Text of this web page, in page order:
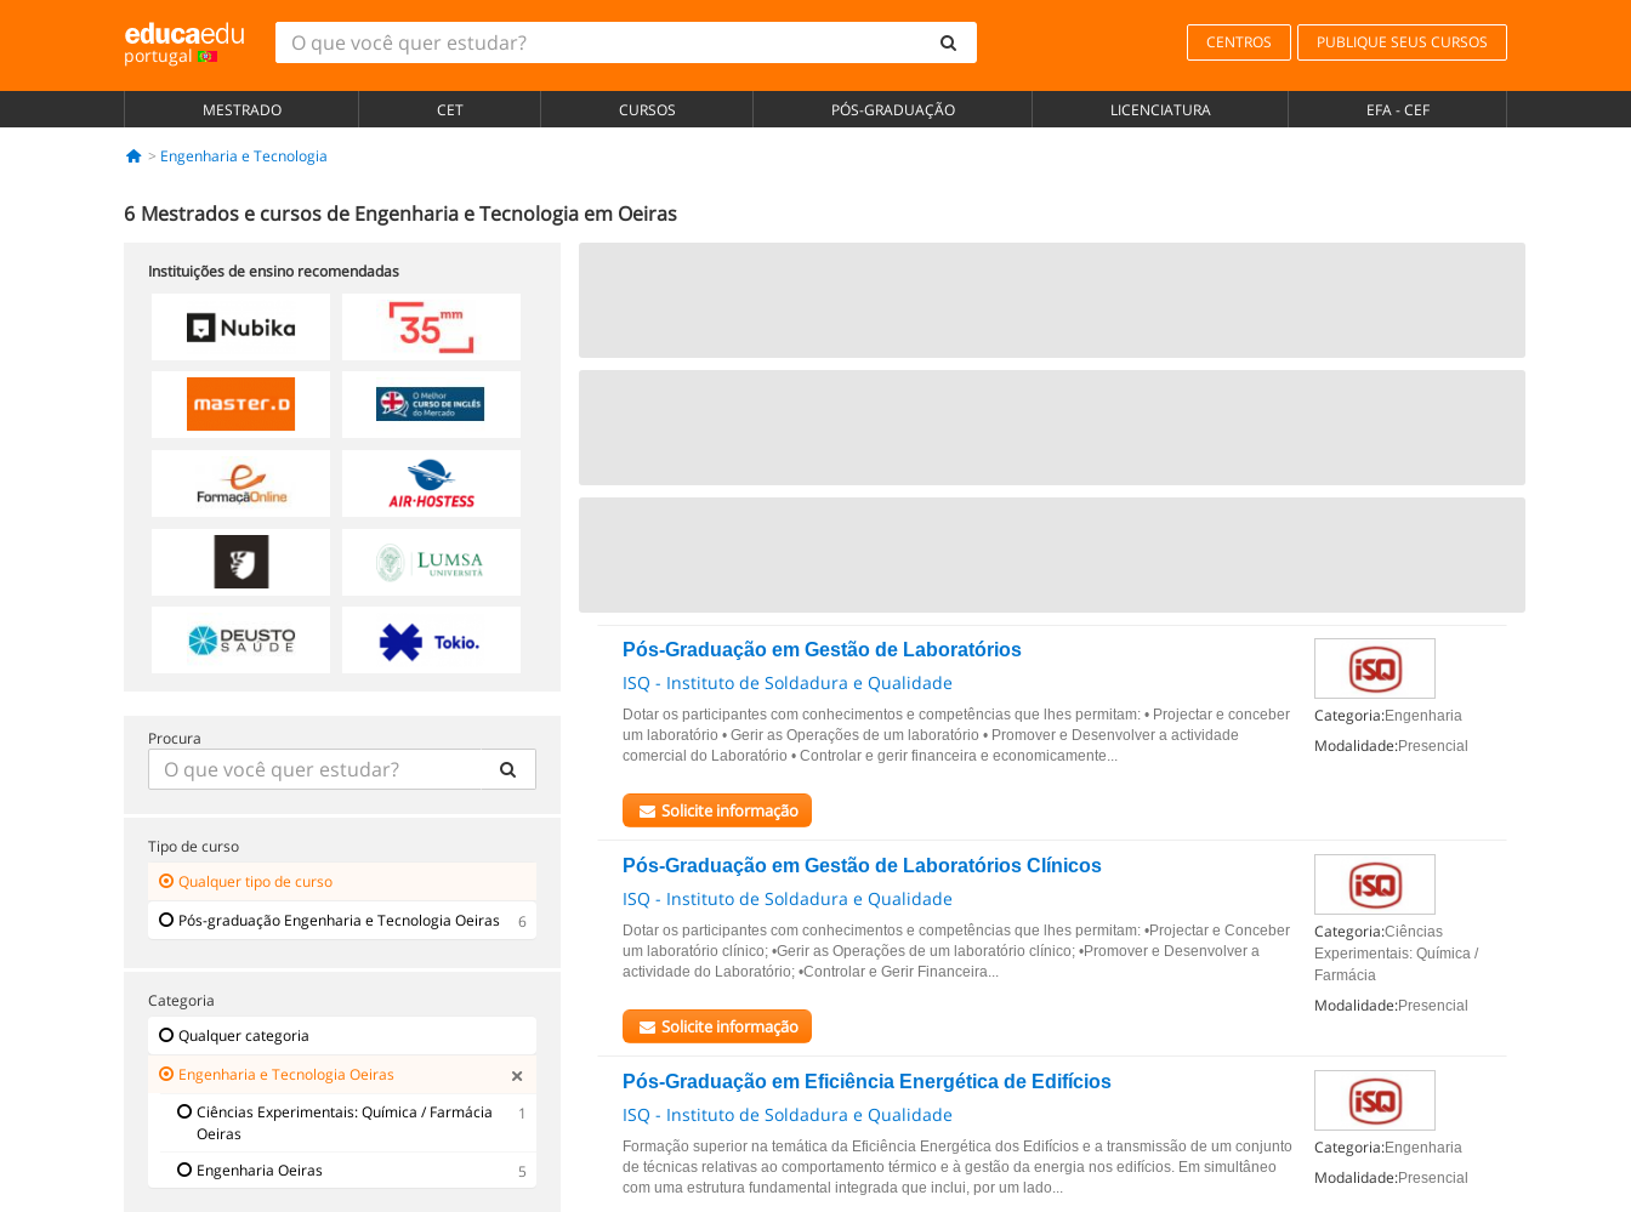
portugal
CENTROS PUBLIQUE SEUS CURSOS
MESTRADO CET CURSOS PÓS-GRADUAÇÃO LICENCIATURA EFA - CEF
Engenharia e Tecnologia
6 Mestrados e cursos de Engenharia e Tecnologia em Oeiras
Pós-Graduação em Gestão de Laboratórios
ISQ - Instituto de Soldadura e Qualidade
Categoria:Engenharia
Modalidade:Presencial
Dotar os participantes com conhecimentos e competências que lhes permitam: • Projectar e conceber
um laboratório • Gerir as Operações de um laboratório • Promover e Desenvolver a actividade
comercial do Laboratório • Controlar e gerir financeira e economicamente...
Solicite informação
Pós-Graduação em Gestão de Laboratórios Clínicos
ISQ - Instituto de Soldadura e Qualidade
Categoria:Ciências
Experimentais: Química /
Farmácia
Modalidade:Presencial
Dotar os participantes com conhecimentos e competências que lhes permitam: •Projectar e Conceber
um laboratório clínico; •Gerir as Operações de um laboratório clínico; •Promover e Desenvolver a
actividade do Laboratório; •Controlar e Gerir Financeira...
Solicite informação
Pós-Graduação em Eficiência Energética de Edifícios
ISQ - Instituto de Soldadura e Qualidade
Categoria:Engenharia
Modalidade:Presencial
Formação superior na temática da Eficiência Energética dos Edifícios e a transmissão de um conjunto
de técnicas relativas ao comportamento térmico e à gestão da energia nos edifícios. Em simultâneo
com uma estrutura fundamental integrada que inclui, por um lado...
Instituições de ensino recomendadas
Procura
Tipo de curso
Qualquer tipo de curso
Pós-graduação Engenharia e Tecnologia Oeiras
6
Categoria
Qualquer categoria
Engenharia e Tecnologia Oeiras
Ciências Experimentais: Química / Farmácia
Oeiras
1
Engenharia Oeiras 5